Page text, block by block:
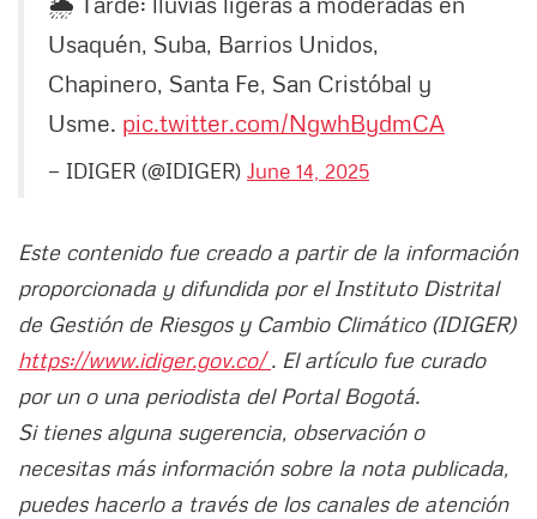
Usaquén, Suba, Barrios Unidos,
Chapinero, Santa Fe, San Cristóbal y
Usme. pic.twitter.com/NgwhBydmCA
— IDIGER (@IDIGER) June 14, 2025
Este contenido fue creado a partir de la información
proporcionada y difundida por el Instituto Distrital
de Gestión de Riesgos y Cambio Climático (IDIGER)
https://www.idiger.gov.co/. El artículo fue curado
por un o una periodista del Portal Bogotá.
Si tienes alguna sugerencia, observación o
necesitas más información sobre la nota publicada,
puedes hacerlo a través de los canales de atención